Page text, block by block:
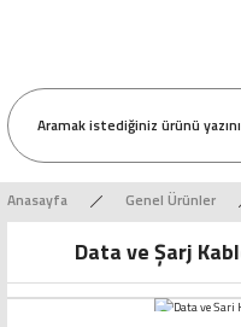
Anasayfa Genel Ürünler
Data ve Şarj